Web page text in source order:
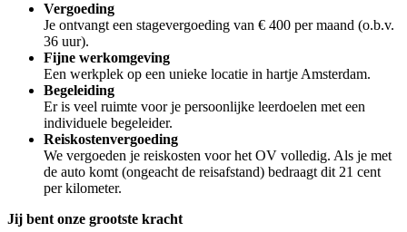
Vergoeding
Je ontvangt een stagevergoeding van € 400 per maand (o.b.v.
36 uur).
Fijne werkomgeving
Een werkplek op een unieke locatie in hartje Amsterdam.
Begeleiding
Er is veel ruimte voor je persoonlijke leerdoelen met een
individuele begeleider.
Reiskostenvergoeding
We vergoeden je reiskosten voor het OV volledig. Als je met
de auto komt (ongeacht de reisafstand) bedraagt dit 21 cent
per kilometer.
Jij bent onze grootste kracht